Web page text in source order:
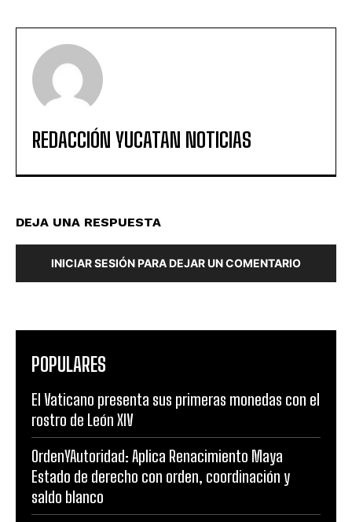
REDACCIÓN YUCATAN NOTICIAS
DEJA UNA RESPUESTA
INICIAR SESIÓN PARA DEJAR UN COMENTARIO
POPULARES
El Vaticano presenta sus primeras monedas con el
rostro de León XIV
OrdenYAutoridad: Aplica Renacimiento Maya
Estado de derecho con orden, coordinación y
saldo blanco